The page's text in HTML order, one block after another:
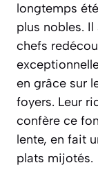
longtemps
plus nobles.
chefs
en grâce sur
foyers. Leur
confère ce
lente, en fait
plats mijotés.